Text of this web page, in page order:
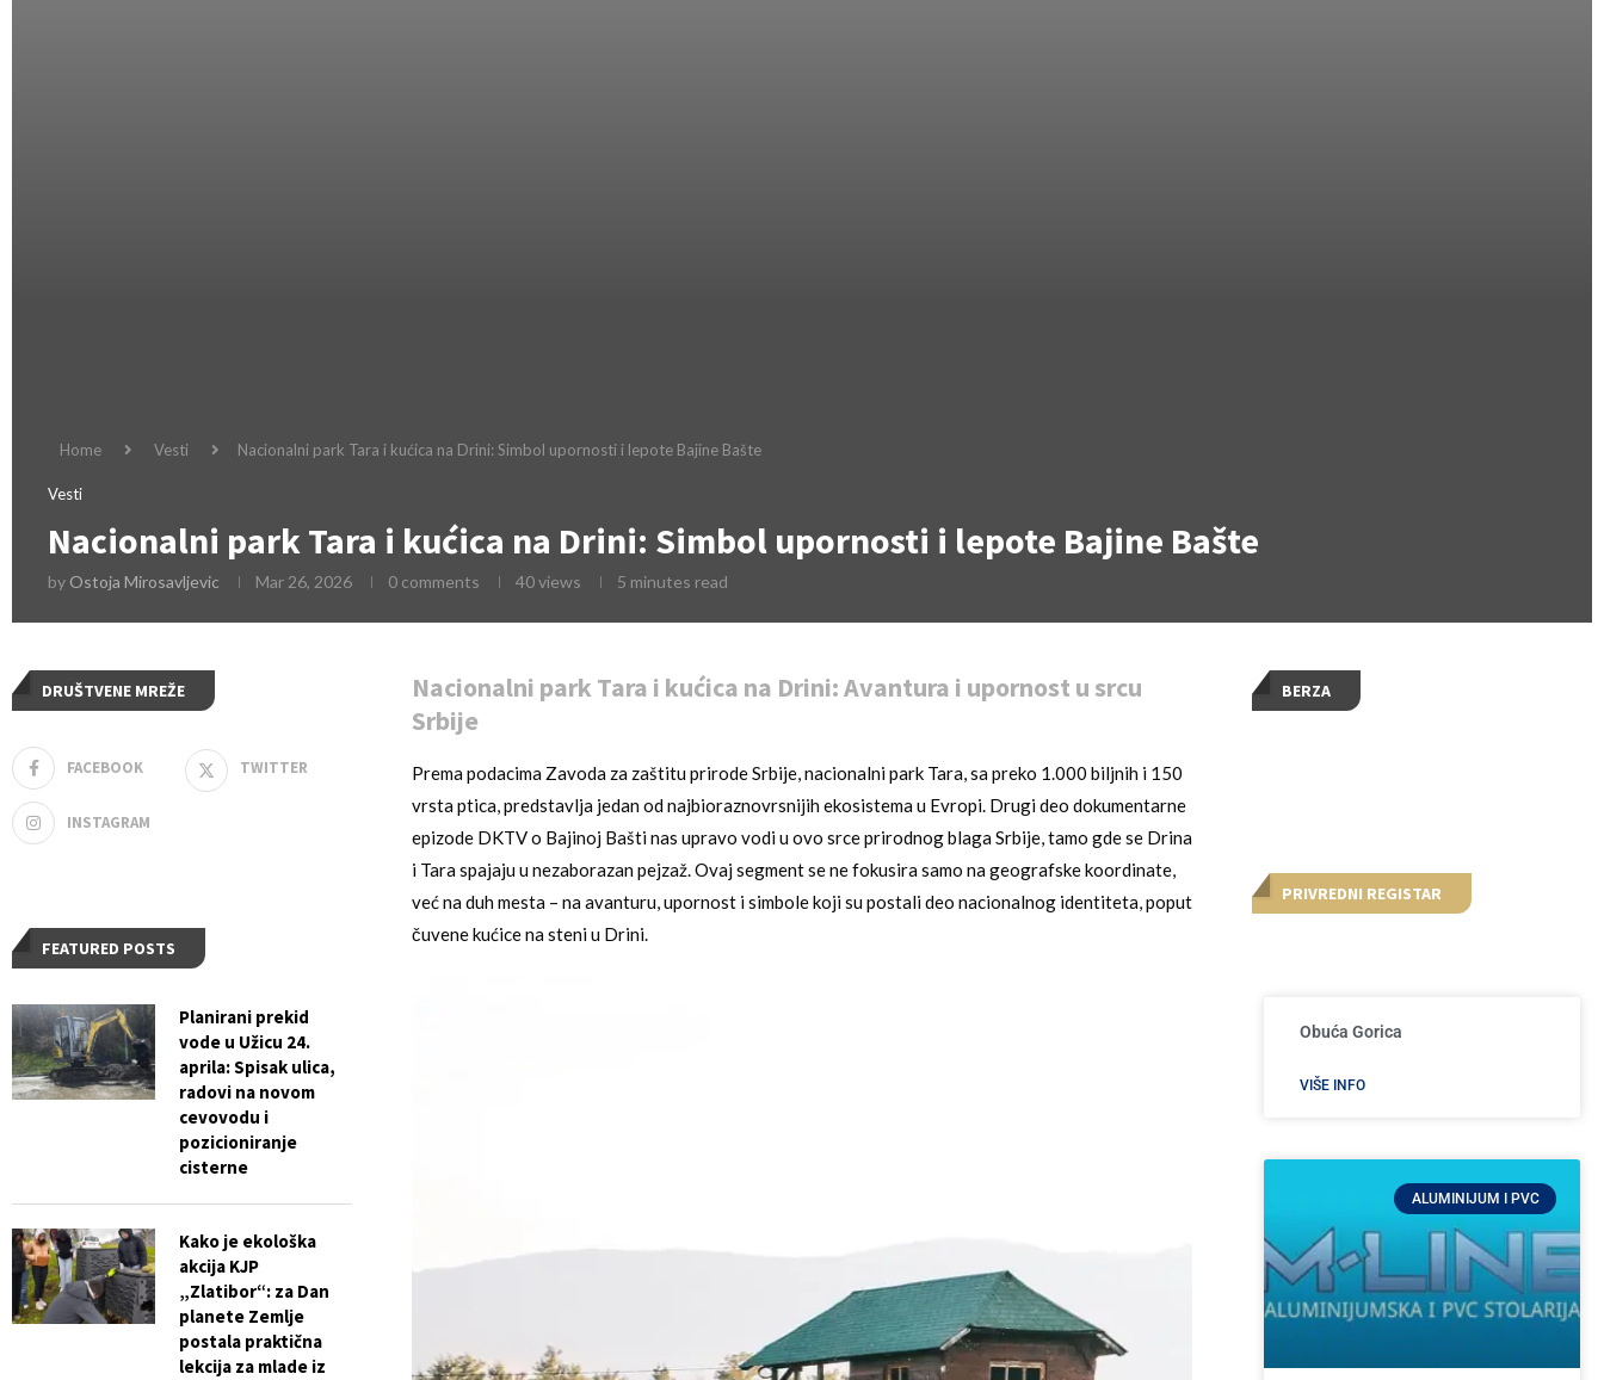
Home Vesti Nacionalni park Tara i kućica na Drini: Simbol upornosti i lepote Bajine Bašte
Vesti
Nacionalni park Tara i kućica na Drini: Simbol upornosti i lepote Bajine Bašte
by Ostoja Mirosavljevic Mar 26, 2026 0 comments 40views 5 minutes read
Nacionalni park Tara i kućica na Drini: Avantura i upornost u srcu
Srbije
Prema podacima Zavoda za zaštitu prirode Srbije, nacionalni park Tara, sa preko 1.000 biljnih i 150
vrsta ptica, predstavlja jedan od najbioraznovrsnijih ekosistema u Evropi. Drugi deo dokumentarne
epizode DKTV o Bajinoj Bašti nas upravo vodi u ovo srce prirodnog blaga Srbije, tamo gde se Drina
i Tara spajaju u nezaborazan pejzaž. Ovaj segment se ne fokusira samo na geografske koordinate,
već na duh mesta – na avanturu, upornost i simbole koji su postali deo nacionalnog identiteta, poput
čuvene kućice na steni u Drini.
BERZA
PRIVREDNI REGISTAR
Obuća Gorica
VIŠE INFO
ALUMINIJUM I PVC
DRUŠTVENE MREŽE
FACEBOOK TWITTER
INSTAGRAM
FEATURED POSTS
Planirani prekid
vode u Užicu 24.
aprila: Spisak ulica,
radovi na novom
cevovodu i
pozicioniranje
cisterne
Kako je ekološka
akcija KJP
„Zlatibor“: za Dan
planete Zemlje
postala praktična
lekcija za mlade iz